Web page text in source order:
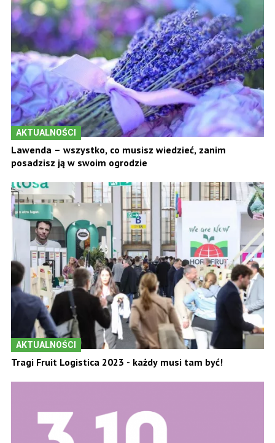
AKTUALNOŚCI
Lawenda – wszystko, co musisz wiedzieć, zanim
posadzisz ją w swoim ogrodzie
AKTUALNOŚCI
Tragi Fruit Logistica 2023 - każdy musi tam być!